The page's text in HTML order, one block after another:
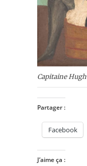
Capitaine Hugh
Partager :
Facebook
J’aime ça :